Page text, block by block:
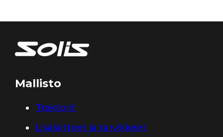
Mallisto
Traktorit
Lisälaitteet ja tarvikkeet